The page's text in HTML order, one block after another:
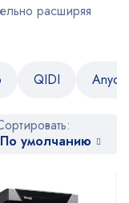
расширяя
QIDI
По умолчанию